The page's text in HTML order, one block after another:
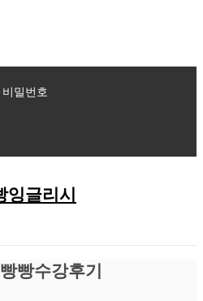
비밀번호
빵빵수강후기